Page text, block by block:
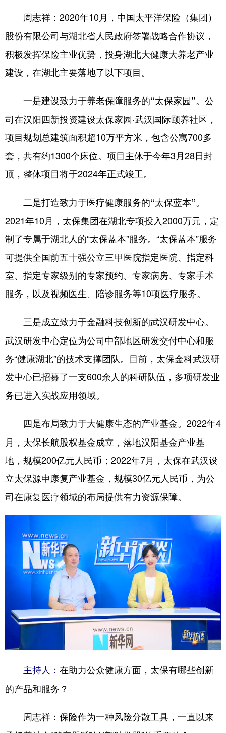
辽宁 吉林 上海 江苏
浙江 安徽 福建 江西
山东 河南 湖北 湖南
广东 广西 海南
四川 贵州 云南 西藏
陕西 甘肃 青海 宁夏
新疆 内蒙古 黑龙江
多语种频道
English Español Français عربى
Русский язык 日本語 한국어
Deutsch Português
周志祥： 2020年10月，中国太平洋保险（集团）
股份有限公司与湖北省人民政府签署战略合作协议，
积极发挥保险主业优势，投身湖北大健康大养老产业
建设，在湖北主要落地了以下项目。
一是建设致力于养老保障服务的“太保家园”。 公
司在汉阳四新投资建设太保家园·武汉国际颐养社区，
项目规划总建筑面积超10万平方米，包含公寓700多
套，共有约1300个床位。项目主体于今年3月28日封
顶，整体项目将于2024年正式竣工。
二是打造致力于医疗健康服务的“太保蓝本”。
2021年10月，太保集团在湖北专项投入2000万元，定
制了专属于湖北人的“太保蓝本”服务。“太保蓝本”服务
可提供全国前五十强公立三甲医院指定医院、指定科
室、指定专家级别的专家预约、专家病房、专家手术
服务，以及视频医生、陪诊服务等10项医疗服务。
三是成立致力于金融科技创新的武汉研发中心。
武汉研发中心定位为公司中部地区研发交付中心和服
务“健康湖北”的技术支撑团队。目前，太保金科武汉研
发中心已招募了一支600余人的科研队伍，多项研发业
务已进入实战应用领域。
四是布局致力于大健康生态的产业基金。 2022年4
月，太保长航股权基金成立，落地汉阳基金产业基
地，规模200亿元人民币；2022年7月，太保在武汉设
立太保源申康复产业基金，规模30亿元人民币，为公
司在康复医疗领域的布局提供有力资源保障。
主持人： 在助力公众健康方面，太保有哪些创新
的产品和服务？
周志祥： 保险作为一种风险分散工具，一直以来